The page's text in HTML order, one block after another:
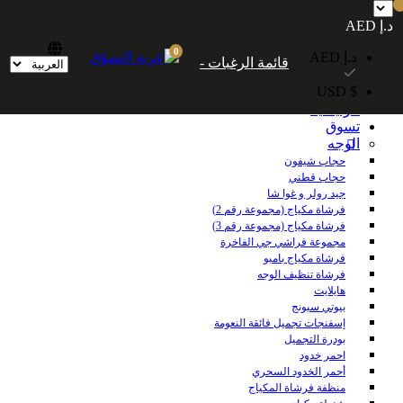
درهمًا إماراتيًا. شحن مجاني عالميًا للطلبات التي تزيد قيمتها عن 600 درهم إماراتي.
تسوق
الوجه
حجاب شيفون
حجاب قطني
جيد رولر و غوا شا
فرشاة مكياج (مجموعة رقم 2)
فرشاة مكياج (مجموعة رقم 3)
مجموعة فراشي جي الفاخرة
فرشاة مكياج بامبو
فرشاة تنظيف الوجه
هايلايت
بيوتي سبونج
إسفنجات تجميل فائقة النعومة
بودرة التجميل
احمر خدود
أحمر الخدود السحري
منظفة فرشاة المكياج
د.إ AED
د.إ AED
$ USD
قائمة الرغبات -
0